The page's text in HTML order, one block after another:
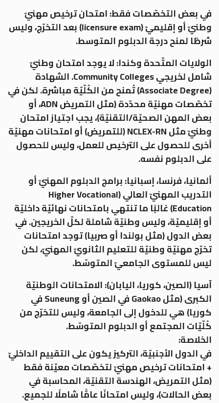
في بعض التخصّصات فقط: امتحان ترخيص مهنيّ
وطنيّ أو إقليميّ (licensure exam) بعد التخرّج، وليس
شرطًا لمنح درجة الدبلوم المتوسط.
الولايات المتّحدة وكندا: لا يوجد امتحان وطنيّ
شامل لخريجي Community Colleges. الشهادة
(Associate Degree) تُمنح من الكُلّيّة مباشرة. لكن في
تخصّصات مهنيّة محدّدة (مثل التمريض ADN، أو
بعض المهن الصحيّة/التقنيّة)، يجب اجتياز امتحان
وطنيّ مثل NCLEX-RN (للتمريض) أو امتحانات مهنيّة
أخرى للحصول على الترخيص للعمل، وليس للحصول
على الدبلوم نفسه.
ألمانيا، فرنسا، إسبانيا: برامج الدبلوم المهنيّ أو
التدريب المهنيّ العالي (Higher Vocational
Education) غالبًا ما تنتهي بامتحانات نهائيّة داخليّة
أو إقليميّة، وليس وطنيّة شاملة لكلّ الخريجين. في
بعض الدول (مثل بولندا أو صربيا) توجد امتحانات
تخرّج مهنيّة وطنيّة للتعليم الثانويّ المهنيّ، لكن
ليس للمستوى الجامعيّ المتوسّط.
آسيا (الصين، كوريا، اليابان): الامتحانات الوطنيّة
الكبرى (مثل Gaokao في الصين أو Suneung في
كوريا) هي للدخول إلى الجامعة، وليس للتخرّج من
كُلّيّات المجتمع أو الدبلوم المتوسّط.
الخلاصة:
في الدول الأجنبيّة، التركيز يكون على التقييم الداخليّ
+ امتحانات ترخيص مهنيّ لتخصّصات معيّنة فقط
(مثل التمريض، الهندسة التقنيّة، المحاسبة في
بعض الحالات)، وليس امتحانًا عامًّا شاملًا للجميع.